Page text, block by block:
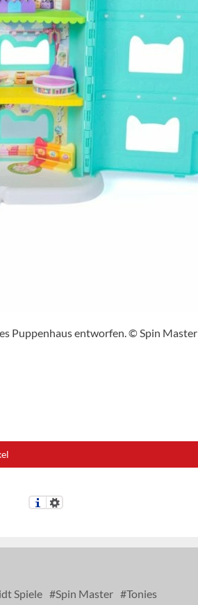
Puppenhaus entworfen. © Spin Master
Spiele Spin Master
Tonies